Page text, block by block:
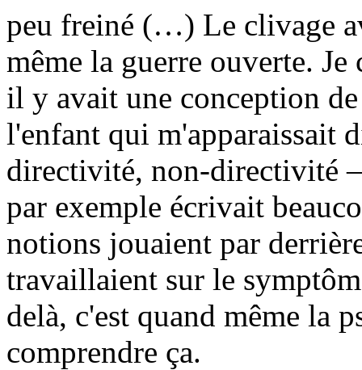
peu freiné (…) Le clivage
même la guerre ouverte.
il y avait une conception
l'enfant qui m'apparaissait
directivité, non-directivité
par exemple écrivait
notions jouaient par
travaillaient sur le
delà, c'est quand même la
comprendre ça.